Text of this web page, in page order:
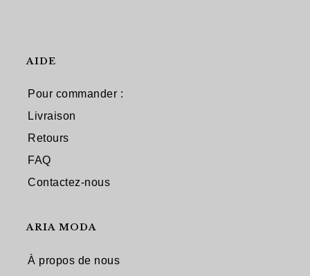
AIDE
Pour commander :
Livraison
Retours
FAQ
Contactez-nous
ARIA MODA
À propos de nous